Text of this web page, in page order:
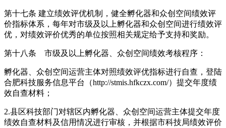
第十七条 建立绩效评优机制，健全孵化器和众创空间绩效评
价指标体系，每年对市级及以上孵化器和众创空间进行绩效评
优，对绩效评价优秀的单位按照相关规定给予支持和奖励。
第十八条 市级及以上孵化器、众创空间绩效考核程序：
孵化器、众创空间运营主体对照绩效评优指标进行自查，登陆
合肥科技服务信息平台（http://stmis.hfkczx.com/）提交年度绩
效自查材料；
2.县区科技部门对辖区内孵化器、众创空间运营主体提交年度
绩效自查材料及信用情况进行审核，并根据市科技局绩效评价